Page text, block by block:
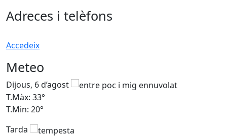
Adreces i telèfons
Accedeix
Meteo
Dijous, 6 d’agost
T.Màx: 33°
T.Min: 20°
Tarda